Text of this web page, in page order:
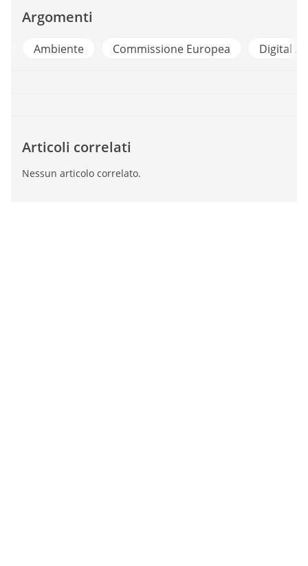
Argomenti
Ambiente Commissione Europea Digital
Articoli correlati
Nessun articolo correlato.